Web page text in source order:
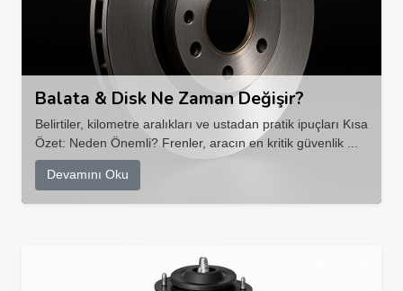
Balata & Disk Ne Zaman Değişir?
Belirtiler, kilometre aralıkları ve ustadan pratik ipuçları Kısa
Özet: Neden Önemli? Frenler, aracın en kritik güvenlik ...
Devamını Oku